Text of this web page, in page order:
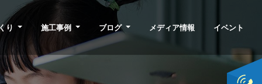
り 施工事例 ブログ メディア情報 イベント